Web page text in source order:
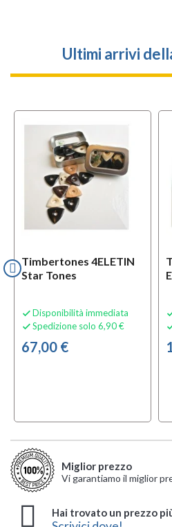
Ultimi arrivi
Timbertones 4ELETIN
Star Tones
 Disponibilità immediata
 Spedizione solo 6,90 €
67,00 €
Miglior prezzo
Vi garantiamo il miglior
Hai trovato un prezzo